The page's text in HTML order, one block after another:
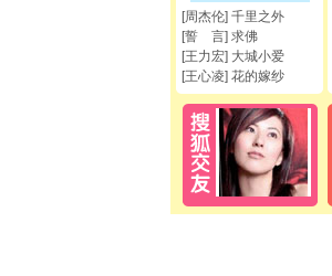
[周杰伦] 千里之外
[誓 言] 求佛
[王力宏] 大城小爱
[王心凌] 花的嫁纱